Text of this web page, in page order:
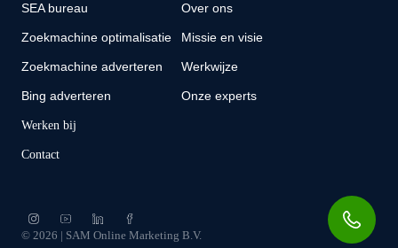
SEA bureau
Zoekmachine optimalisatie
Zoekmachine adverteren
Bing adverteren
Over ons
Missie en visie
Werkwijze
Onze experts
Werken bij
Contact
© 2026 | SAM Online Marketing B.V.